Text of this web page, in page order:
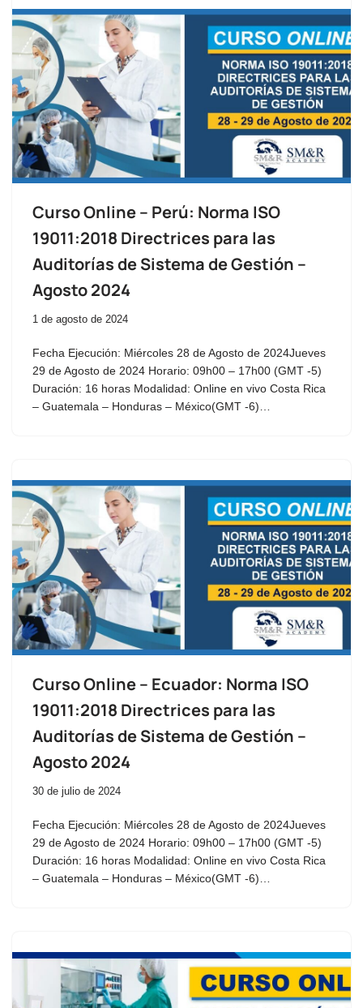
Curso Online – Perú: Norma ISO
19011:2018 Directrices para las
Auditorías de Sistema de Gestión –
Agosto 2024
1 de agosto de 2024
Fecha Ejecución: Miércoles 28 de Agosto de 2024Jueves
29 de Agosto de 2024 Horario: 09h00 – 17h00 (GMT -5)
Duración: 16 horas Modalidad: Online en vivo Costa Rica
– Guatemala – Honduras – México(GMT -6)…
Curso Online – Ecuador: Norma ISO
19011:2018 Directrices para las
Auditorías de Sistema de Gestión –
Agosto 2024
30 de julio de 2024
Fecha Ejecución: Miércoles 28 de Agosto de 2024Jueves
29 de Agosto de 2024 Horario: 09h00 – 17h00 (GMT -5)
Duración: 16 horas Modalidad: Online en vivo Costa Rica
– Guatemala – Honduras – México(GMT -6)…